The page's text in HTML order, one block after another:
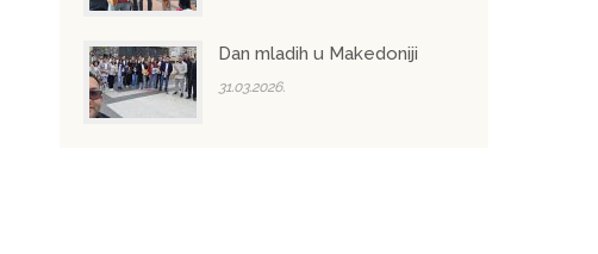
Dan mladih u Makedoniji
31.03.2026.